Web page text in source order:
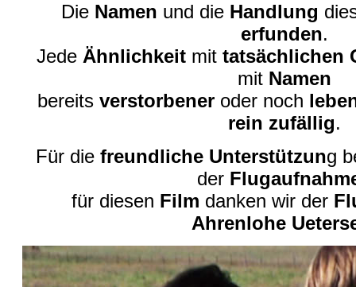
Die Namen und die Handlung
erfunden.
Jede Ähnlichkeit mit tatsächlichen
mit Namen
bereits verstorbener oder noch
rein zufällig.
Für die freundliche Unterstützung
der
für diesen Film danken wir der
Ahrenlohe